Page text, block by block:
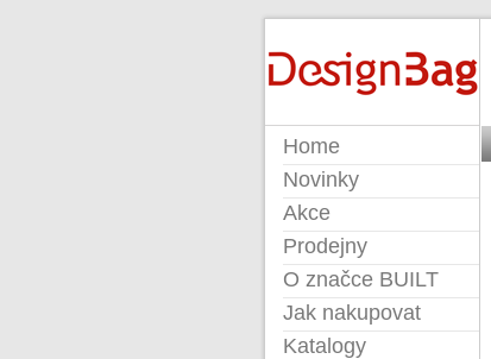
Home
Novinky
Akce
Prodejny
O značce BUILT
Jak nakupovat
Katalogy
BUILT